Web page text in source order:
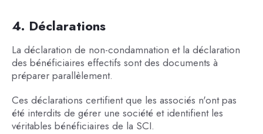
4. Déclarations
La déclaration de non-condamnation et la déclaration
des bénéficiaires effectifs sont des documents à
préparer parallèlement.
Ces déclarations certifient que les associés n'ont pas
été interdits de gérer une société et identifient les
véritables bénéficiaires de la SCI.